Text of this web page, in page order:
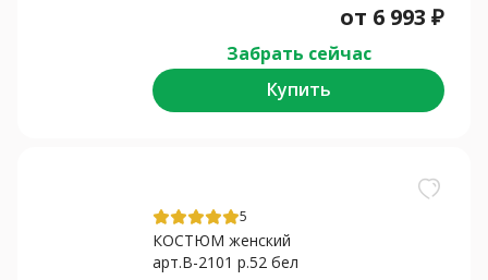
от 6 993 ₽
Забрать сейчас
Купить
5
КОСТЮМ женский
арт.В-2101 р.52 бел